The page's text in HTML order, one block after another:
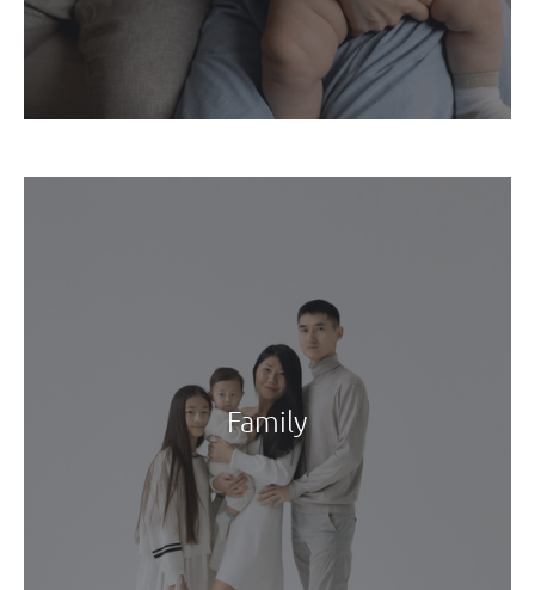
Family